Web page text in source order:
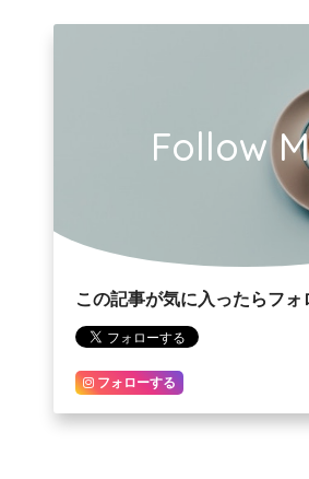
Follow
この記事が気に入ったらフォ
フォローする